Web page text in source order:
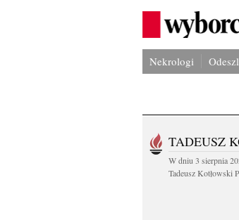
Nekrologi
TADEUSZ
W dniu 3 sierpnia
Tadeusz Kotłowski